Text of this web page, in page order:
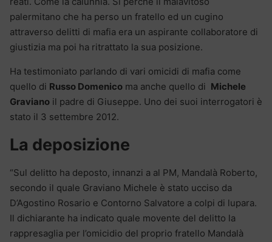
palermitano che ha perso un fratello ed un cugino
attraverso delitti di mafia era un aspirante collaboratore di
giustizia ma poi ha ritrattato la sua posizione.
Ha testimoniato parlando di vari omicidi di mafia come
quello di Russo Domenico ma anche quello di Michele
Graviano il padre di Giuseppe. Uno dei suoi interrogatori è
stato il 3 settembre 2012.
La deposizione
“Sul delitto ha deposto, innanzi a al PM, Mandalà Roberto,
secondo il quale Graviano Michele è stato ucciso da
D’Agostino Rosario e Contorno Salvatore a colpi di lupara.
Il dichiarante ha indicato quale movente del delitto la
rappresaglia per l’omicidio del proprio fratello Mandalà